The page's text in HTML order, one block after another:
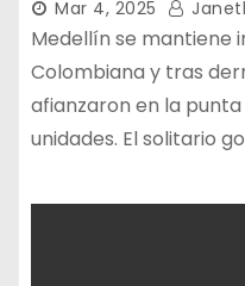
Mar 4, 2025
Medellín se mantiene
Colombiana y tras
afianzaron en la
unidades. El solitario